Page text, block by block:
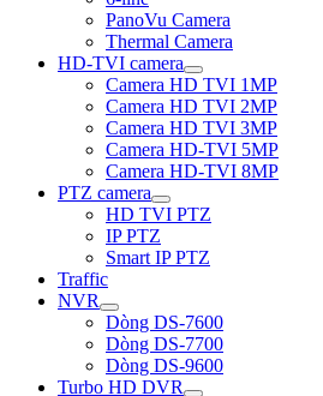
PanoVu Camera
Thermal Camera
HD-TVI camera
Camera HD TVI 1MP
Camera HD TVI 2MP
Camera HD TVI 3MP
Camera HD-TVI 5MP
Camera HD-TVI 8MP
PTZ camera
HD TVI PTZ
IP PTZ
Smart IP PTZ
Traffic
NVR
Dòng DS-7600
Dòng DS-7700
Dòng DS-9600
Turbo HD DVR